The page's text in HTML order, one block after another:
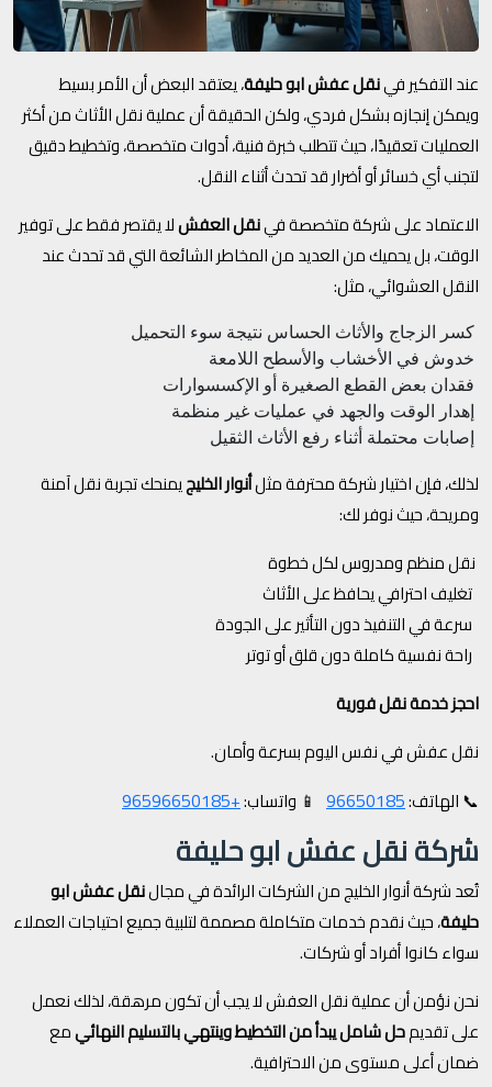
عند التفكير فينقل عفش ابو حليفة، يعتقد البعض أن الأمر بسيط
ويمكن إنجازه بشكل فردي، ولكن الحقيقة أن عملية نقل الأثاث من أكثر
العمليات تعقيدًا، حيث تتطلب خبرة فنية، أدوات متخصصة، وتخطيط دقيق
لتجنب أي خسائر أو أضرار قد تحدث أثناء النقل.
الاعتماد على شركة متخصصة فينقل العفشلا يقتصر فقط على توفير
الوقت، بل يحميك من العديد من المخاطر الشائعة التي قد تحدث عند
النقل العشوائي، مثل:
كسر الزجاج والأثاث الحساس نتيجة سوء التحميل
خدوش في الأخشاب والأسطح اللامعة
فقدان بعض القطع الصغيرة أو الإكسسوارات
إهدار الوقت والجهد في عمليات غير منظمة
إصابات محتملة أثناء رفع الأثاث الثقيل
لذلك، فإن اختيار شركة محترفة مثلأنوار الخليجيمنحك تجربة نقل آمنة
ومريحة، حيث نوفر لك:
نقل منظم ومدروس لكل خطوة
تغليف احترافي يحافظ على الأثاث
سرعة في التنفيذ دون التأثير على الجودة
راحة نفسية كاملة دون قلق أو توتر
احجز خدمة نقل فورية
نقل عفش في نفس اليوم بسرعة وأمان.
📞 الهاتف:96650185 📱 واتساب:+96596650185
شركة نقل عفش ابو حليفة
تُعد شركة أنوار الخليج من الشركات الرائدة في مجالنقل عفش ابو
حليفة، حيث نقدم خدمات متكاملة مصممة لتلبية جميع احتياجات العملاء
سواء كانوا أفراد أو شركات.
نحن نؤمن أن عملية نقل العفش لا يجب أن تكون مرهقة، لذلك نعمل
على تقديمحل شامل يبدأ من التخطيط وينتهي بالتسليم النهائيمع
ضمان أعلى مستوى من الاحترافية.